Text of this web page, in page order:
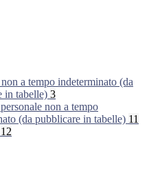
a tempo indeterminato (da
in tabelle) 3
non a tempo
(da pubblicare in tabelle) 11
12